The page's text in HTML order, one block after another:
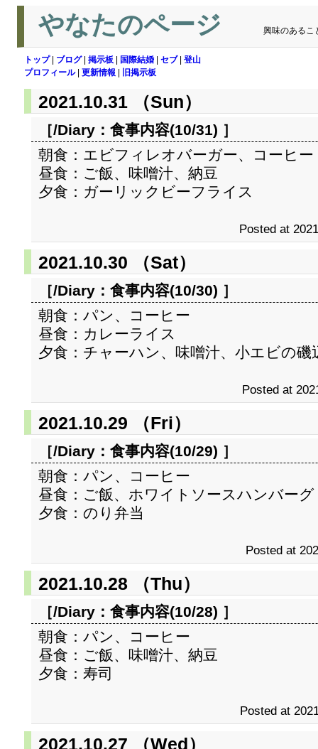
やなたのページ 興味のあるこ
トップ| ブログ| 掲示板 国際結婚 セブ| 登山
プロフィール| 更新情報 旧掲示板
2021.10.31 （Sun）
［/Diary： 食事内容(10/31) ］
朝食：エビフィレオバーガー、コーヒー
昼食：ご飯、味噌汁、納豆
夕食：ガーリックビーフライス
Posted at
2021.10.30 （Sat）
［/Diary： 食事内容(10/30) ］
朝食：パン、コーヒー
昼食：カレーライス
夕食：チャーハン、味噌汁、小エビの磯
Posted at
2021.10.29 （Fri）
［/Diary： 食事内容(10/29) ］
朝食：パン、コーヒー
昼食：ご飯、ホワイトソースハンバーグ
夕食：のり弁当
Posted at
2021.10.28 （Thu）
［/Diary： 食事内容(10/28) ］
朝食：パン、コーヒー
昼食：ご飯、味噌汁、納豆
夕食：寿司
Posted at
2021.10.27 （Wed）